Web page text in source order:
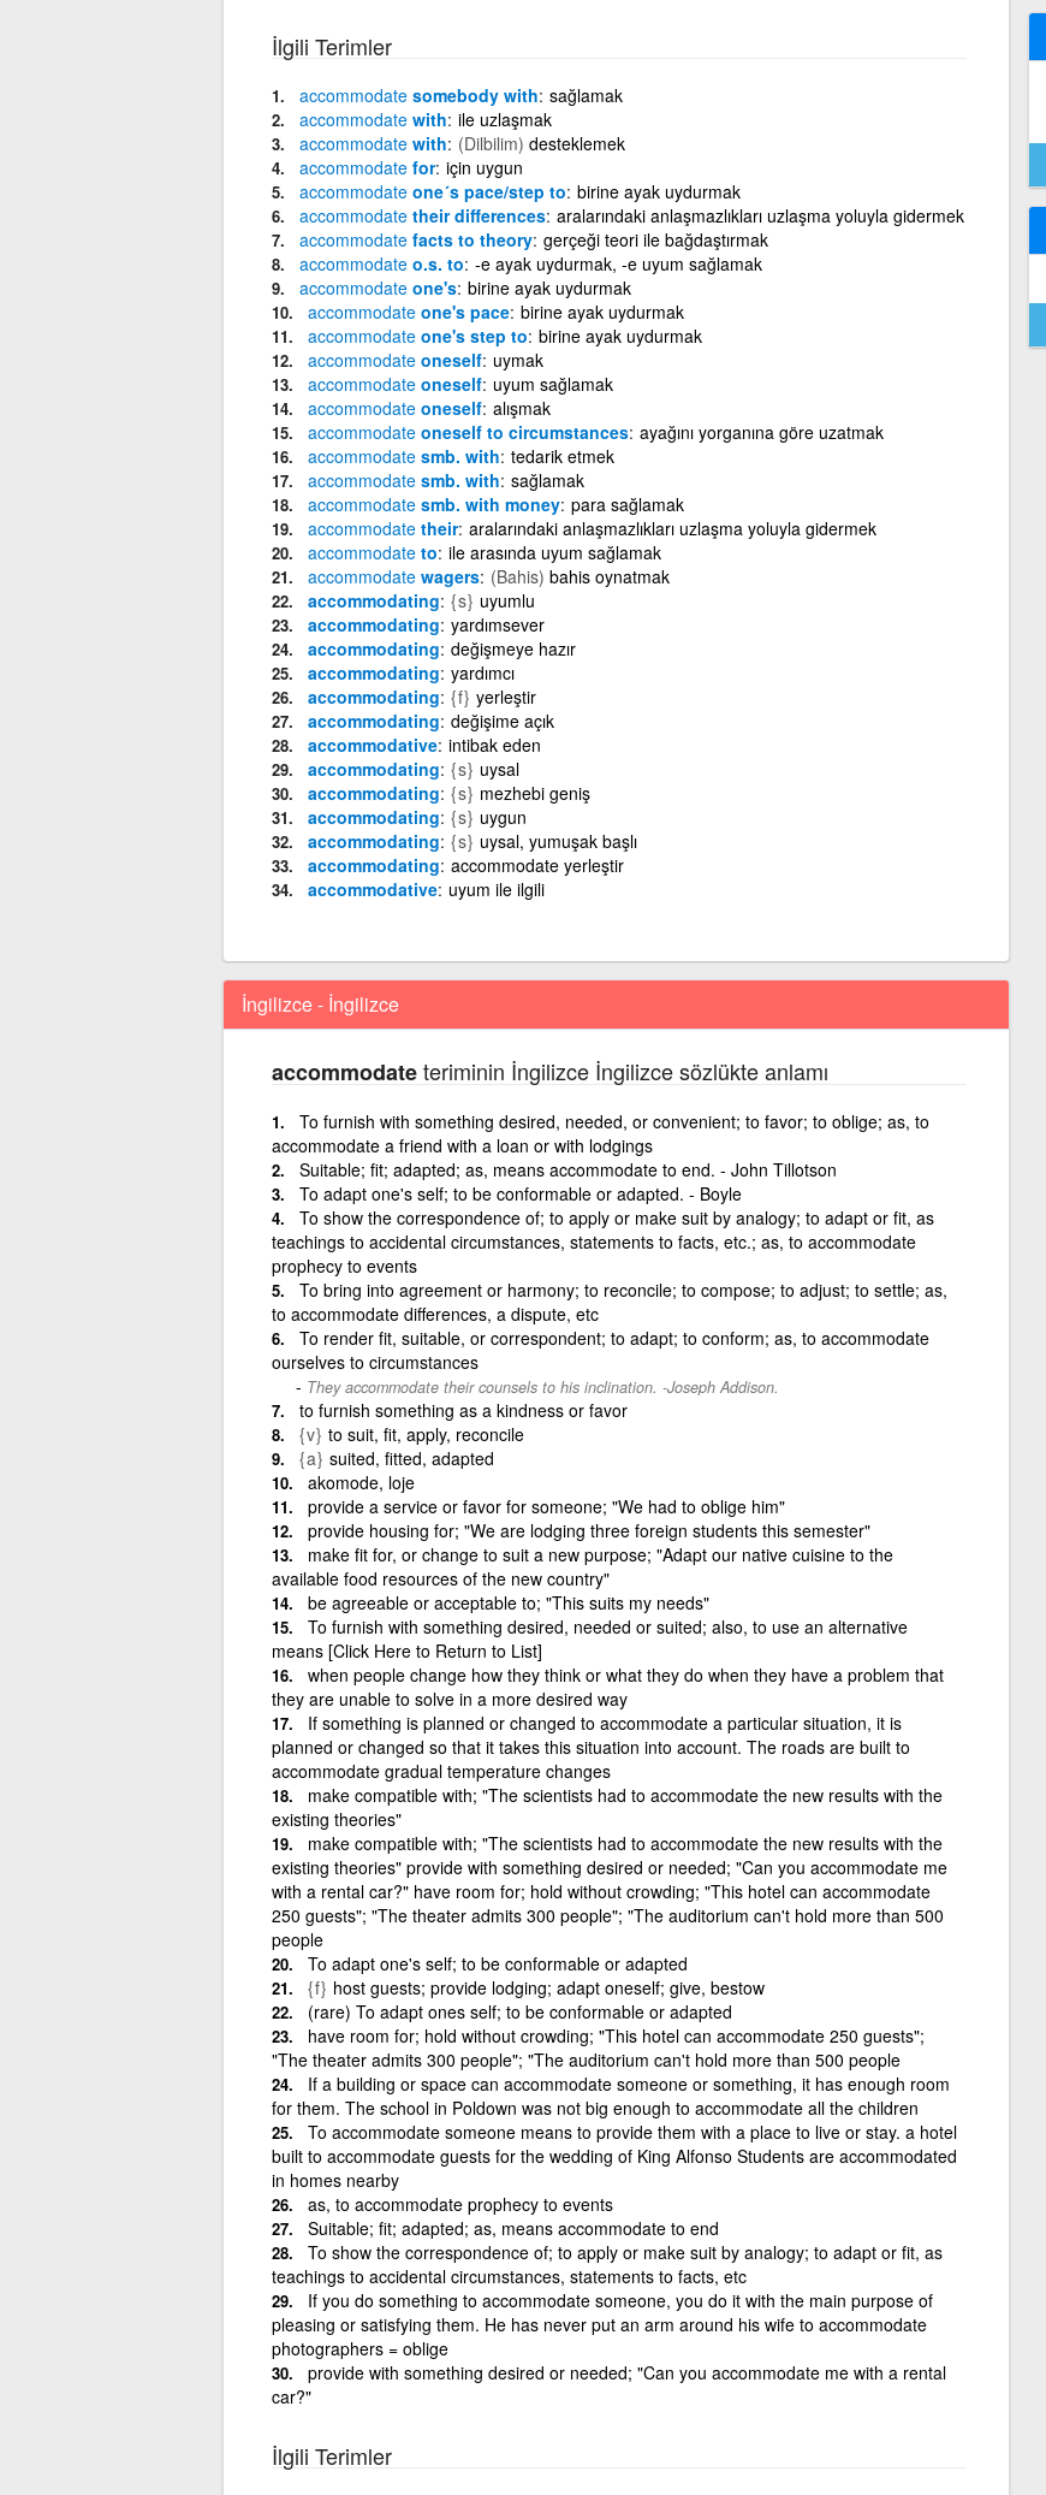
İlgili Terimler
accommodatesomebody with sağlamak
accommodatewith ile uzlaşmak
accommodatewith (Dilbilim) desteklemek
accommodatefor için uygun
accommodateone´s pace/step to birine ayak uydurmak
accommodatetheir differences aralarındaki anlaşmazlıkları uzlaşma yoluyla gidermek
accommodatefacts to theory gerçeği teori ile bağdaştırmak
accommodateo.s. to -e ayak uydurmak, -e uyum sağlamak
accommodateone's birine ayak uydurmak
accommodateone's pace birine ayak uydurmak
accommodateone's step to birine ayak uydurmak
accommodateoneself uymak
accommodateoneself uyum sağlamak
accommodateoneself alışmak
accommodateoneself to circumstances ayağını yorganına göre uzatmak
accommodatesmb. with tedarik etmek
accommodatesmb. with sağlamak
accommodatesmb. with money para sağlamak
accommodatetheir aralarındaki anlaşmazlıkları uzlaşma yoluyla gidermek
accommodateto ile arasında uyum sağlamak
accommodatewagers (Bahis) bahis oynatmak
accommodating {s} uyumlu
accommodating yardımsever
accommodating değişmeye hazır
accommodating yardımcı
accommodating {f} yerleştir
accommodating değişime açık
accommodative intibak eden
accommodating {s} uysal
accommodating {s} mezhebi geniş
accommodating {s} uygun
accommodating {s} uysal, yumuşak başlı
accommodating accommodate yerleştir
accommodative uyum ile ilgili
İngilizce - İngilizce
accommodateteriminin İngilizce İngilizce sözlükte anlamı
To furnish with something desired, needed, or convenient; to favor; to oblige; as, to
accommodate a friend with a loan or with lodgings
Suitable; fit; adapted; as, means accommodate to end. - John Tillotson
To adapt one's self; to be conformable or adapted. - Boyle
To show the correspondence of; to apply or make suit by analogy; to adapt or fit, as
teachings to accidental circumstances, statements to facts, etc.; as, to accommodate
prophecy to events
To bring into agreement or harmony; to reconcile; to compose; to adjust; to settle; as,
to accommodate differences, a dispute, etc
To render fit, suitable, or correspondent; to adapt; to conform; as, to accommodate
ourselves to circumstances
They accommodate their counsels to his inclination. -Joseph Addison.
to furnish something as a kindness or favor
{v} to suit, fit, apply, reconcile
{a} suited, fitted, adapted
akomode, loje
provide a service or favor for someone; "We had to oblige him"
provide housing for; "We are lodging three foreign students this semester"
make fit for, or change to suit a new purpose; "Adapt our native cuisine to the
available food resources of the new country"
be agreeable or acceptable to; "This suits my needs"
To furnish with something desired, needed or suited; also, to use an alternative
means [Click Here to Return to List]
when people change how they think or what they do when they have a problem that
they are unable to solve in a more desired way
If something is planned or changed to accommodate a particular situation, it is
planned or changed so that it takes this situation into account. The roads are built to
accommodate gradual temperature changes
make compatible with; "The scientists had to accommodate the new results with the
existing theories"
make compatible with; "The scientists had to accommodate the new results with the
existing theories" provide with something desired or needed; "Can you accommodate me
with a rental car?" have room for; hold without crowding; "This hotel can accommodate
250 guests"; "The theater admits 300 people"; "The auditorium can't hold more than 500
people
To adapt one's self; to be conformable or adapted
{f} host guests; provide lodging; adapt oneself; give, bestow
(rare) To adapt ones self; to be conformable or adapted
have room for; hold without crowding; "This hotel can accommodate 250 guests";
"The theater admits 300 people"; "The auditorium can't hold more than 500 people
If a building or space can accommodate someone or something, it has enough room
for them. The school in Poldown was not big enough to accommodate all the children
To accommodate someone means to provide them with a place to live or stay. a hotel
built to accommodate guests for the wedding of King Alfonso Students are accommodated
in homes nearby
as, to accommodate prophecy to events
Suitable; fit; adapted; as, means accommodate to end
To show the correspondence of; to apply or make suit by analogy; to adapt or fit, as
teachings to accidental circumstances, statements to facts, etc
If you do something to accommodate someone, you do it with the main purpose of
pleasing or satisfying them. He has never put an arm around his wife to accommodate
photographers = oblige
provide with something desired or needed; "Can you accommodate me with a rental
car?"
İlgili Terimler